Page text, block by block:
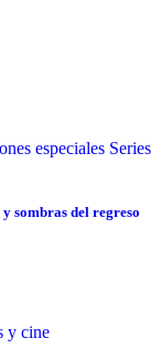
especiales Series
sombras del regreso
y cine